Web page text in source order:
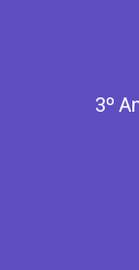
3º